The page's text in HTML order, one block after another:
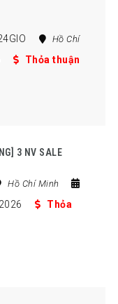
Hồ Chí
Thỏa thuận
3 NV SALE
Hồ Chí Minh
Thỏa